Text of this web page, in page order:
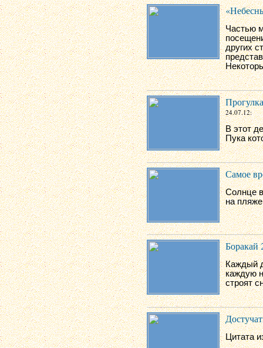
Частью
других
24.07.12:
В этот
Пука
Самое
Солнце
на
Боракай
Каждый
каждую
строят
Цитата